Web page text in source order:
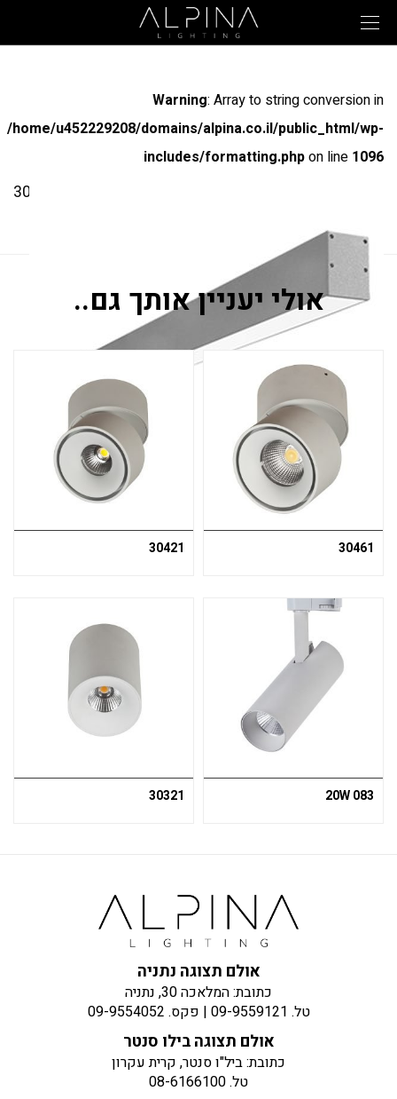
Warning: Array to string conversion in
/home/u452229208/domains/alpina.co.il/public_html/wp-
includes/formatting.phpon line 1096
17\17
אולי יעניין אותך גם..
30461
30421
083 20W
30321
אולם תצוגה נתניה
כתובת: המלאכה 30, נתניה
טל. 09-9559121 | פקס. 09-9554052
אולם תצוגה בילו סנטר
כתובת: ביל"ו סנטר, קרית עקרון
טל.08-6166100